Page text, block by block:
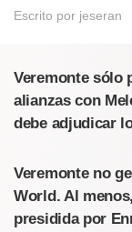
Escrito por jeseran
Veremonte sólo
alianzas con
debe adjudicar
Veremonte no
World. Al
presidida por